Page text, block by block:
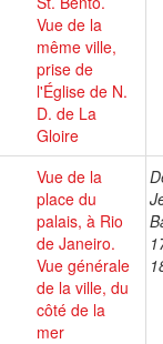
Vue de la
même ville,
prise de
l'Église de N.
D. de La
Gloire
Vue de la
place du
palais, à Rio
de Janeiro.
Vue générale
de la ville, du
côté de la
mer